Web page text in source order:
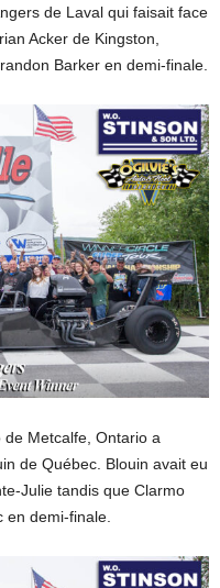
de Laval qui faisait face
Acker de Kingston,
Barker en demi-finale.
de Metcalfe, Ontario a
de Québec. Blouin avait eu
Julie tandis que Clarmo
en demi-finale.